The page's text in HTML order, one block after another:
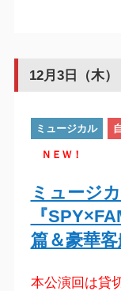
12月3日（木）
ミュージカル
ＮＥＷ！
ミュージ
『
篇＆豪華客
本公演回は貸